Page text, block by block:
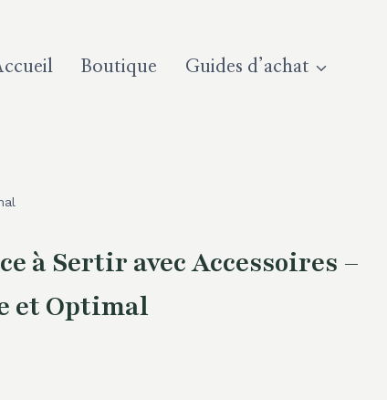
Boutique Guides d’achat
à Sertir avec Accessoires –
et Optimal